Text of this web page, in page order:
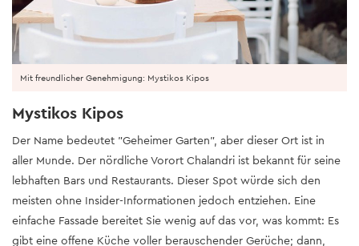
Mystikos Kipos
Der Name bedeutet "Geheimer Garten", aber dieser Ort ist in
aller Munde. Der nördliche Vorort Chalandri ist bekannt für seine
lebhaften Bars und Restaurants. Dieser Spot würde sich den
meisten ohne Insider-Informationen jedoch entziehen. Eine
einfache Fassade bereitet Sie wenig auf das vor, was kommt: Es
gibt eine offene Küche voller berauschender Gerüche; dann,
Mit freundlicher Genehmigung: Mystikos Kipos